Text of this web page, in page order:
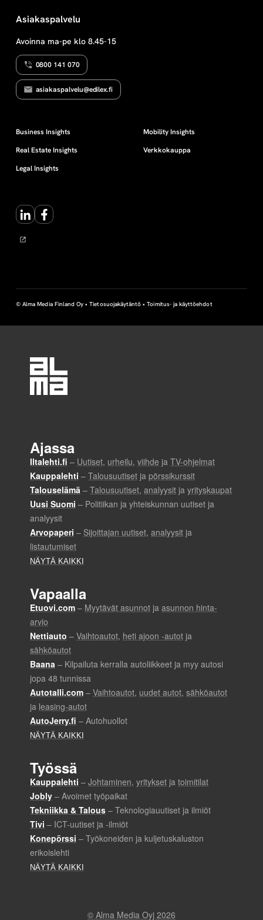
Asiakaspalvelu
Avoinna ma-pe klo 8.45-15
0800 141 070
asiakaspalvelu@edilex.fi
Business Insights
Real Estate Insights
Legal Insights
Mobility Insights
Verkkokauppa
LinkedInFacebook
© Alma Media Finland Oy •Tietosuojakäytäntö •Toimitus- ja käyttöehdot